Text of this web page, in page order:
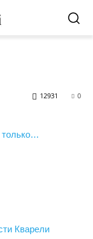
0
12931
только…
Кварели